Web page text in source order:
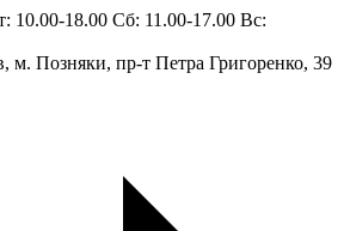
10.00-18.00 Сб: 11.00-17.00 Вс:
м. Позняки, пр-т Петра Григоренко, 39